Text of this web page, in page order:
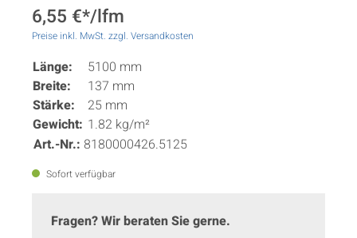
6,55 €*/lfm
Preise inkl. MwSt. zzgl. Versandkosten
Länge:
5100 mm
Breite:
137 mm
Stärke:
25 mm
Gewicht: 1.82 kg/m²
Art.-Nr.: 8180000426.5125
Sofort verfügbar
Fragen? Wir beraten Sie gerne.